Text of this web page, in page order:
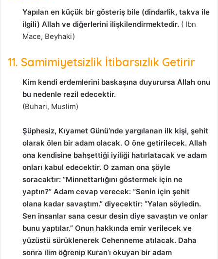
Yapılan en küçük bir gösteriş bile (dindarlik, takva ile
ilgili) Allah ve diğerlerini ilişkilendirmektedir. ( Ibn
Mace, Beyhaki)
11. Samimiyetsizlik İtibarsızlık Getirir
Kim kendi erdemlerini baskaşına duyurursa Allah onu
bu nedenle rezil edecektir.
(Buhari, Muslim)
Şüphesiz, Kıyamet Günü’nde yargılanan ilk kişi, şehit
olarak ölen bir adam olacak. O öne getirilecek. Allah
ona kendisine bahşettiği iyiliği hatırlatacak ve adam
onları kabul edecektir. O zaman ona şöyle
soracaktır: “Minnettarlığını göstermek için ne
yaptın?” Adam cevap verecek: “Senin için şehit
olana kadar savaştım.” diyecektir: “Yalan söyledin.
Sen insanlar sana cesur desin diye savaştın ve onlar
bunu yaptılar.” Onun hakkında emir verilecek ve
yüzüstü sürüklenerek Cehenneme atılacak. Daha
sonra ilim öğrenip Kuran’ı okuyan bir adam